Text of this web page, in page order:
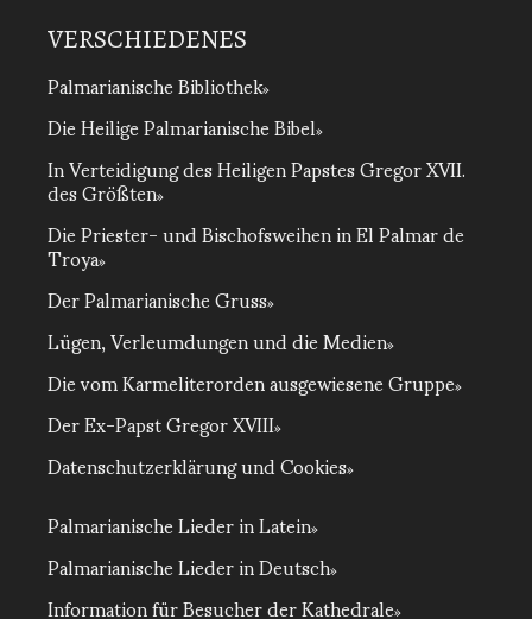
VERSCHIEDENES
Palmarianische Bibliothek
Die Heilige Palmarianische Bibel
In Verteidigung des Heiligen Papstes Gregor XVII.
des Größten
Die Priester- und Bischofsweihen in El Palmar de
Troya
Der Palmarianische Gruss
Lügen, Verleumdungen und die Medien
Die vom Karmeliterorden ausgewiesene Gruppe
Der Ex-Papst Gregor XVIII
Datenschutzerklärung und Cookies
Palmarianische Lieder in Latein
Palmarianische Lieder in Deutsch
Information für Besucher der Kathedrale